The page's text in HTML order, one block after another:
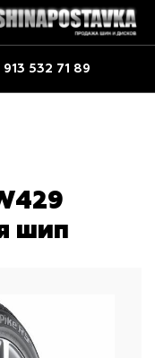
913 532 71 89
шип